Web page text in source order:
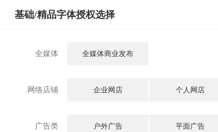
基础/精品字体授权选择
全媒体 全媒体商业发布
网络店铺 企业网店 个人网店
广告类 户外广告 平面广告